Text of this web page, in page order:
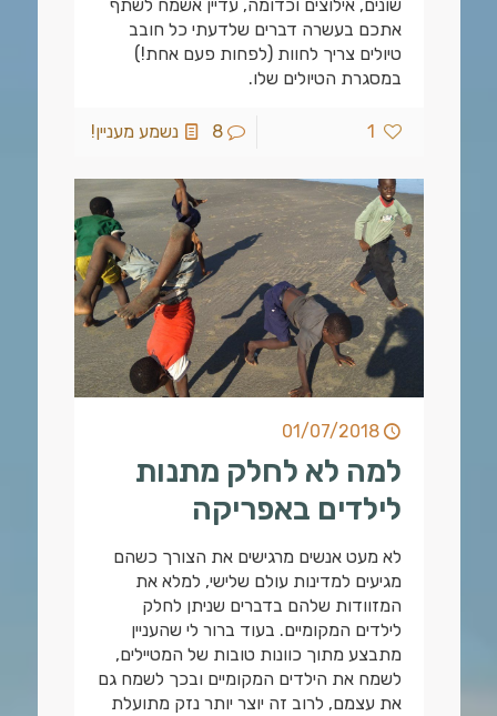
שונים, אילוצים וכדומה, עדיין אשמח לשתף
אתכם בעשרה דברים שלדעתי כל חובב
טיולים צריך לחוות (לפחות פעם אחת!)
במסגרת הטיולים שלו.
1
8 נשמע מעניין!
01/07/2018
למה לא לחלק מתנות
לילדים באפריקה
לא מעט אנשים מרגישים את הצורך כשהם
מגיעים למדינות עולם שלישי, למלא את
המזוודות שלהם בדברים שניתן לחלק
לילדים המקומיים. בעוד ברור לי שהעניין
מתבצע מתוך כוונות טובות של המטיילים,
לשמח את הילדים המקומיים ובכך לשמח גם
את עצמם, לרוב זה יוצר יותר נזק מתועלת